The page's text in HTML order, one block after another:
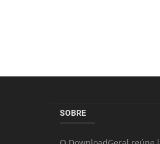
SOBRE